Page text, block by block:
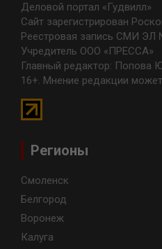
Деловой портал «Гудвилл»
Сайт зарегистрирован
Реестровая запись СМИ
Учредитель ООО «ПРЕССА»
Главный редактор: Попова
16+. Мнение редакции
Регионы
Смоленск
Белгород
Воронеж
Калуга